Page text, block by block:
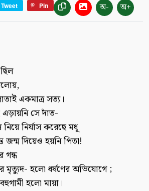
Tweet Pin অ- অ+
একমাত্র সত্য।
সে দাঁত-
নির্যাস করেছে মধূ
দিয়েও হয়নি পিতা!
গন্ধ
মৃত্যুদ- হলো ধর্ষণের অভিযোগে ;
হলো মায়া।